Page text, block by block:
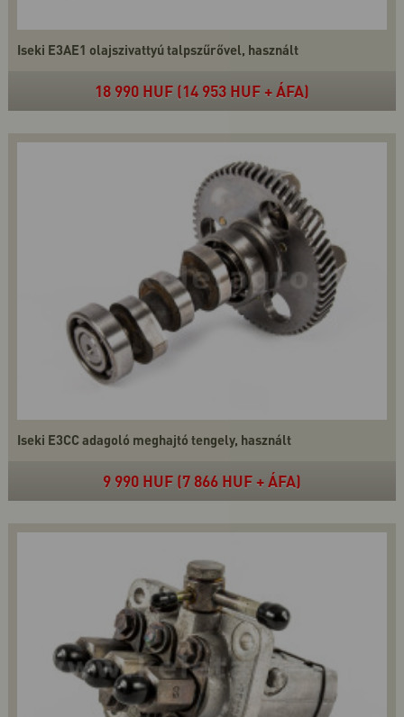
Iseki E3AE1 olajszivattyú talpszűrővel, használt
18 990 HUF (14 953 HUF + ÁFA)
Iseki E3CC adagoló meghajtó tengely, használt
9 990 HUF (7 866 HUF + ÁFA)